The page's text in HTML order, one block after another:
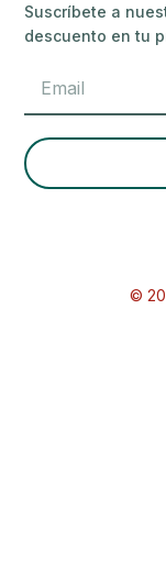
Suscríbete a
descuento en tu
©